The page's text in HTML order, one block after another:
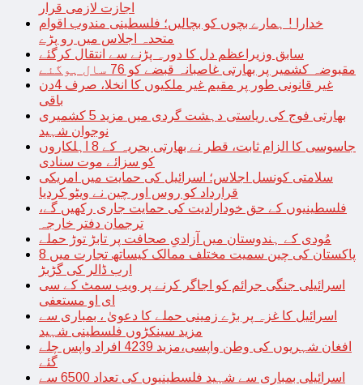
اجازت لازمی قرار
خدارا ! ہمارے بچوں کو بچالیں؛ فلسطینی مندوب اقوام
متحدہ اجلاس میں رو پڑے
سابق وزیراعظم دل کا دورہ پڑنے سے انتقال کرگئے
مقبوضہ کشمیر پر بھارتی غاصبانہ قبضے کو 76 سال ہوگئے
غیر قانونی طور پر مقیم غیر ملکیوں کا انخلا، صرف 4دن
باقی
بھارتی فوج کی ریاستی دہشت گردی میں مزید 5 کشمیری
نوجوان شہید
جاسوسی کا الزام ثابت، قطر نے بھارتی بحریہ کے 8 اہلکاروں
کو سزائے موت سنادی
سلامتی کونسل اجلاس؛ اسرائیل کی حمایت میں امریکی
قرارداد کو روس اور چین نے ویٹو کردیا
فلسطینیوں کے حق خودارادیت کی حمایت جاری رکھیں گے،
ترجمان دفتر خارجہ
مُودی کے ہندوستان میں آزادیِ صحافت پر تابڑ توڑ حملے
پاکستان کی چین سمیت مختلف ممالک کیساتھ تجارت میں 8
ارب ڈالر کی گڑبڑ
اسرائیلی جنگی جرائم کو اجاگر کرنے پر ویب سمٹ کے سی
ای او مستعفی
اسرائیل کا غزہ پر بڑے زمینی حملے کا دعویٰ ، بمباری سے
مزید سینکڑوں فلسطینی شہید
افغان شہریوں کی وطن واپسی،مزید 4239 افراد واپس چلے
گئے
اسرائیلی بمباری سے شہید فلسطینیوں کی تعداد 6500 سے